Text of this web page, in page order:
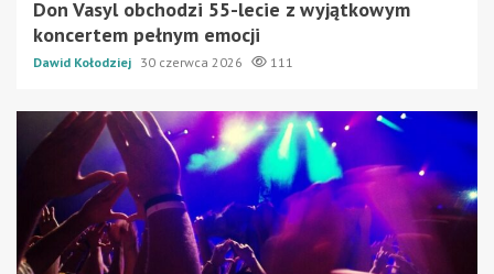
Don Vasyl obchodzi 55-lecie z wyjątkowym
koncertem pełnym emocji
Dawid Kołodziej 30 czerwca 2026 111